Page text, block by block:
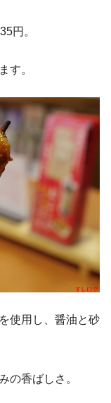
円。
す。
使用し、醤油と砂
の香ばしさ。